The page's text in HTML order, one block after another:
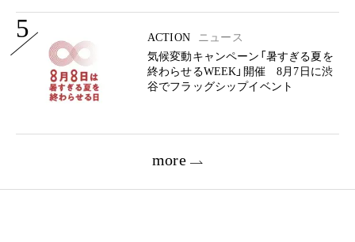
5 ACTION
ニュース
気候変動キャンペーン「暑すぎる夏を
終わらせるWEEK」開催 8月7日に渋
谷でフラッグシップイベント
more